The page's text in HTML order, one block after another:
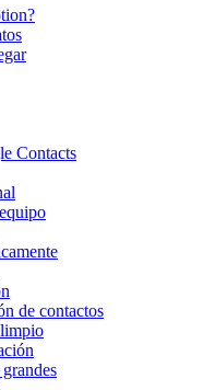
Contacts
de contactos